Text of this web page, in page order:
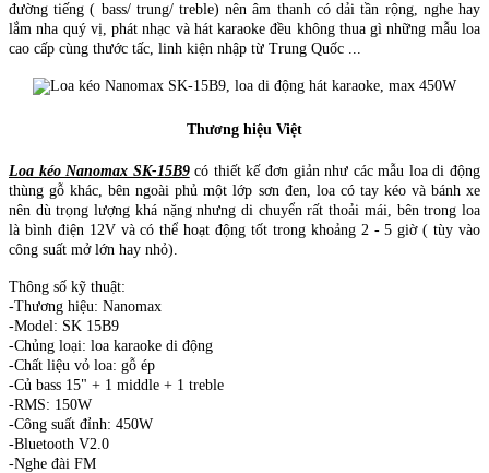
đường tiếng ( bass/ trung/ treble) nên âm thanh có dải tần rộng, nghe hay
lắm nha quý vị, phát nhạc và hát karaoke đều không thua gì những mẫu loa
cao cấp cùng thước tấc, linh kiện nhập từ Trung Quốc ...
Thương hiệu Việt
Loa kéo Nanomax SK-15B9có thiết kế đơn giản như các mẫu loa di động
thùng gỗ khác, bên ngoài phủ một lớp sơn đen, loa có tay kéo và bánh xe
nên dù trọng lượng khá nặng nhưng di chuyển rất thoải mái, bên trong loa
là bình điện 12V và có thể hoạt động tốt trong khoảng 2 - 5 giờ ( tùy vào
công suất mở lớn hay nhỏ).
Thông số kỹ thuật:
-Thương hiệu: Nanomax
-Model: SK 15B9
-Chủng loại: loa karaoke di động
-Chất liệu vỏ loa: gỗ ép
-Củ bass 15" + 1 middle + 1 treble
-RMS: 150W
-Công suất đỉnh: 450W
-Bluetooth V2.0
-Nghe đài FM